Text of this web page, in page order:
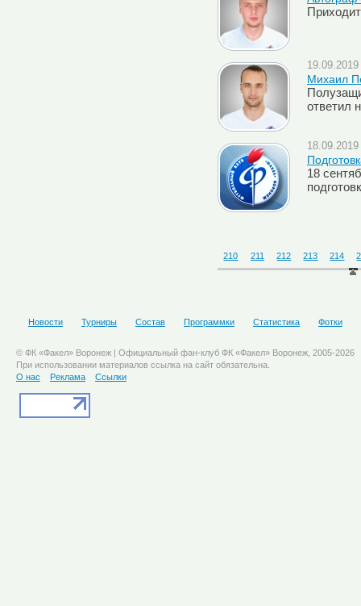
Михаил
ответил
18
210 211 212 213 214
Новости Турниры Состав Программки Статистика Фотки
© ФК «Факел» Воронеж | Официальный фан-клуб ФК «Факел» Воронеж, 2005-2026
При использовании материалов ссылка на сайт обязательна.
О нас
Реклама Ссылки